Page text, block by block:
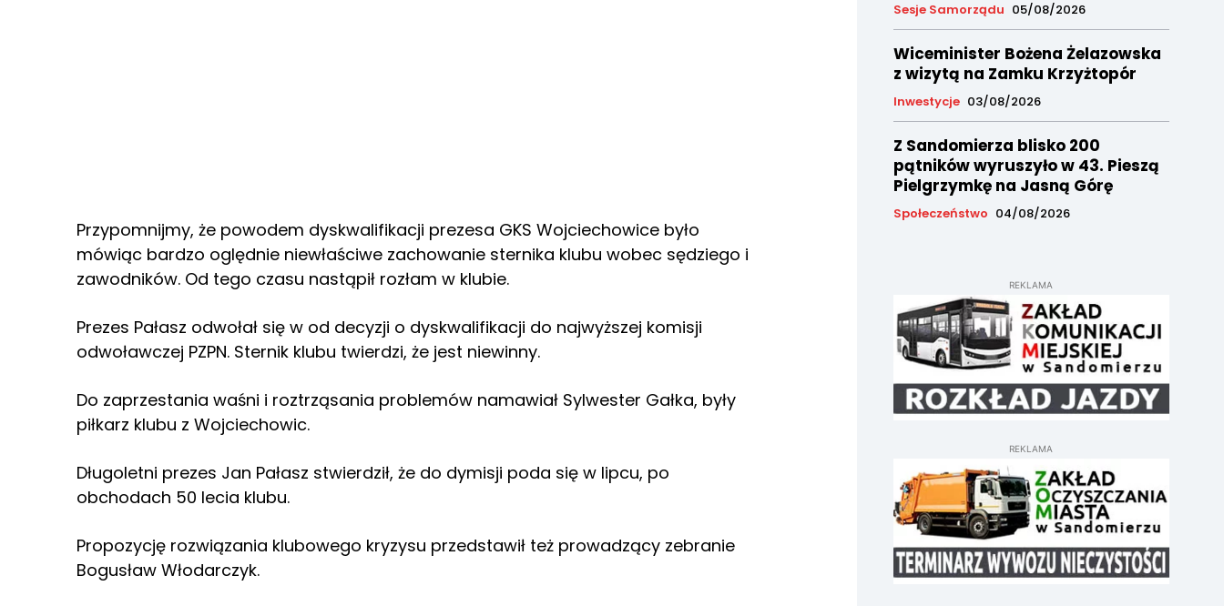
Przypomnijmy, że powodem dyskwalifikacji prezesa GKS Wojciechowice było
mówiąc bardzo oględnie niewłaściwe zachowanie sternika klubu wobec sędziego i
zawodników. Od tego czasu nastąpił rozłam w klubie.
Prezes Pałasz odwołał się w od decyzji o dyskwalifikacji do najwyższej komisji
odwoławczej PZPN. Sternik klubu twierdzi, że jest niewinny.
Do zaprzestania waśni i roztrząsania problemów namawiał Sylwester Gałka, były
piłkarz klubu z Wojciechowic.
Długoletni prezes Jan Pałasz stwierdził, że do dymisji poda się w lipcu, po
obchodach 50 lecia klubu.
Propozycję rozwiązania klubowego kryzysu przedstawił też prowadzący zebranie
Bogusław Włodarczyk.
Sesje Samorządu 05/08/2026
Wiceminister Bożena Żelazowska
z wizytą na Zamku Krzyżtopór
Inwestycje 03/08/2026
Z Sandomierza blisko 200
pątników wyruszyło w 43. Pieszą
Pielgrzymkę na Jasną Górę
Społeczeństwo 04/08/2026
REKLAMA
REKLAMA